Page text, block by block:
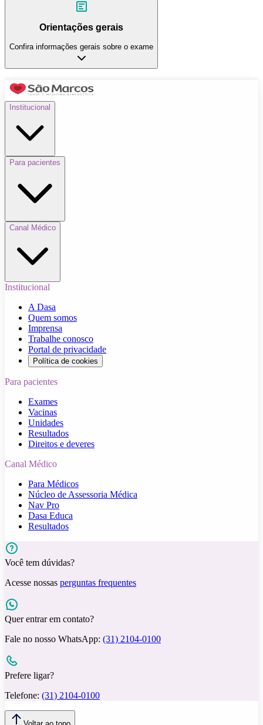
Orientações gerais
Confira informações gerais sobre o exame
Institucional
Para pacientes
Canal Médico
Institucional
A Dasa
Quem somos
Imprensa
Trabalhe conosco
Portal de privacidade
Política de cookies
Para pacientes
Exames
Vacinas
Unidades
Resultados
Direitos e deveres
Canal Médico
Para Médicos
Núcleo de Assessoria Médica
Nav Pro
Dasa Educa
Resultados
Você tem dúvidas?
Acesse nossas perguntas frequentes
Quer entrar em contato?
Fale no nosso WhatsApp: (31) 2104-0100
Prefere ligar?
Telefone: (31) 2104-0100